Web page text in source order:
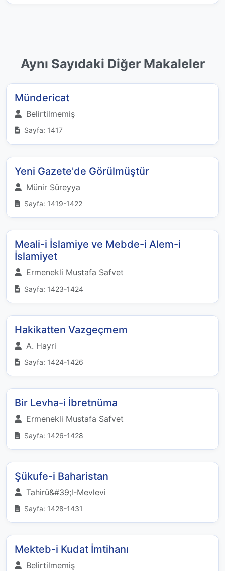
Aynı Sayıdaki Diğer Makaleler
Mündericat
Belirtilmemiş
Sayfa: 1417
Yeni Gazete'de Görülmüştür
Münir Süreyya
Sayfa: 1419-1422
Meali-i İslamiye ve Mebde-i Alem-i
İslamiyet
Ermenekli Mustafa Safvet
Sayfa: 1423-1424
Hakikatten Vazgeçmem
A. Hayri
Sayfa: 1424-1426
Bir Levha-i İbretnüma
Ermenekli Mustafa Safvet
Sayfa: 1426-1428
Şükufe-i Baharistan
Tahirü&#39;l-Mevlevi
Sayfa: 1428-1431
Mekteb-i Kudat İmtihanı
Belirtilmemiş